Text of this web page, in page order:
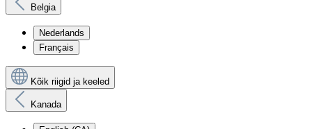
Belgia
Nederlands
Français
Kõik riigid ja keeled
Kanada